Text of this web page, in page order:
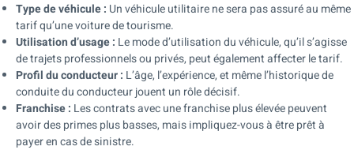
Type de véhicule : Un véhicule utilitaire ne sera pas assuré au même
tarif qu’une voiture de tourisme.
Utilisation d’usage : Le mode d’utilisation du véhicule, qu’il s’agisse
de trajets professionnels ou privés, peut également affecter le tarif.
Profil du conducteur : L’âge, l’expérience, et même l’historique de
conduite du conducteur jouent un rôle décisif.
Franchise : Les contrats avec une franchise plus élevée peuvent
avoir des primes plus basses, mais impliquez-vous à être prêt à
payer en cas de sinistre.